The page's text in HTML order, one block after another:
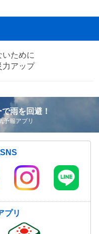
ために
力アップ
雨を回避！
報アプリ
プリ